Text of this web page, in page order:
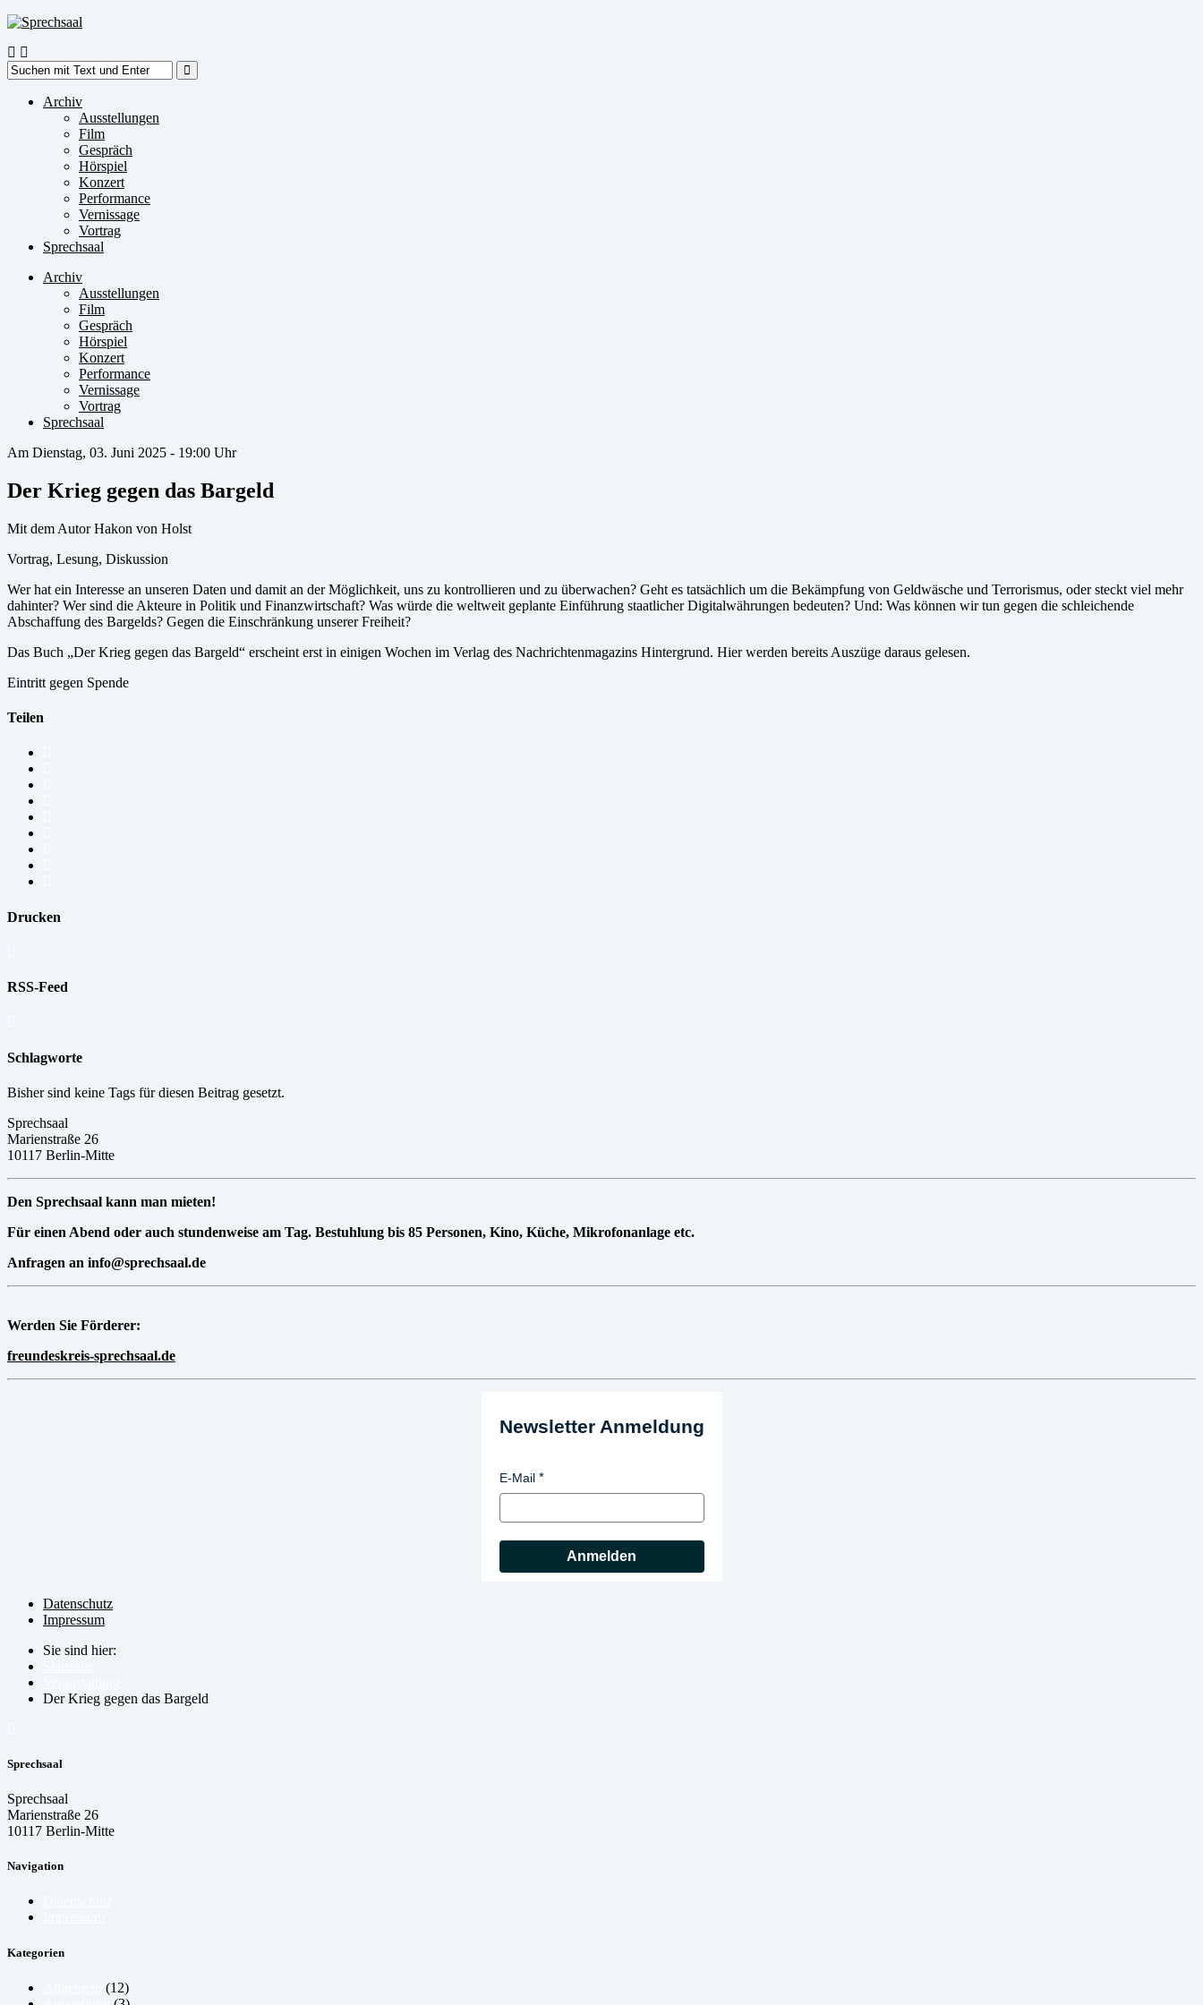
Zum
springen
Suche
nach:
Archiv
Ausstellungen
Film
Gespräch
Hörspiel
Konzert
Performance
Vernissage
Vortrag
Sprechsaal
Archiv
Ausstellungen
Film
Gespräch
Hörspiel
Konzert
Performance
Vernissage
Vortrag
Sprechsaal
Am Dienstag, 03. Juni 2025 - 19:00 Uhr
Der Krieg gegen das Bargeld
Mit dem Autor Hakon von Holst
Vortrag, Lesung, Diskussion
Wer hat ein Interesse an unseren Daten und damit an der Möglichkeit, uns zu kontrollieren und zu überwachen? Geht es tatsächlich um die Bekämpfung von Geldwäsche und Terrorismus, oder steckt viel mehr
dahinter? Wer sind die Akteure in Politik und Finanzwirtschaft? Was würde die weltweit geplante Einführung staatlicher Digitalwährungen bedeuten? Und: Was können wir tun gegen die schleichende
Abschaffung des Bargelds? Gegen die Einschränkung unserer Freiheit?
Das Buch „Der Krieg gegen das Bargeld“ erscheint erst in einigen Wochen im Verlag des Nachrichtenmagazins Hintergrund. Hier werden bereits Auszüge daraus gelesen.
Eintritt gegen Spende
Teilen
Drucken
RSS-Feed
Schlagworte
Bisher sind keine Tags für diesen Beitrag gesetzt.
Sprechsaal
Marienstraße 26
10117 Berlin-Mitte
Den Sprechsaal kann man mieten!
Für einen Abend oder auch stundenweise am Tag. Bestuhlung bis 85 Personen, Kino, Küche, Mikrofonanlage etc.
Anfragen an info@sprechsaal.de
Werden Sie Förderer:
freundeskreis-sprechsaal.de
Newsletter Anmeldung
E-Mail
Anmelden
Datenschutz
Impressum
Sie sind hier:
Der Krieg gegen das Bargeld
Sprechsaal
Sprechsaal
Marienstraße 26
10117 Berlin-Mitte
Navigation
Kategorien
(12)